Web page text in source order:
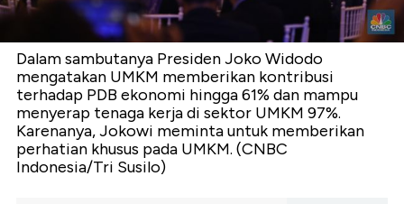
Dalam sambutanya Presiden Joko Widodo
mengatakan UMKM memberikan kontribusi
terhadap PDB ekonomi hingga 61% dan mampu
menyerap tenaga kerja di sektor UMKM 97%.
Karenanya, Jokowi meminta untuk memberikan
perhatian khusus pada UMKM. (CNBC
Indonesia/Tri Susilo)